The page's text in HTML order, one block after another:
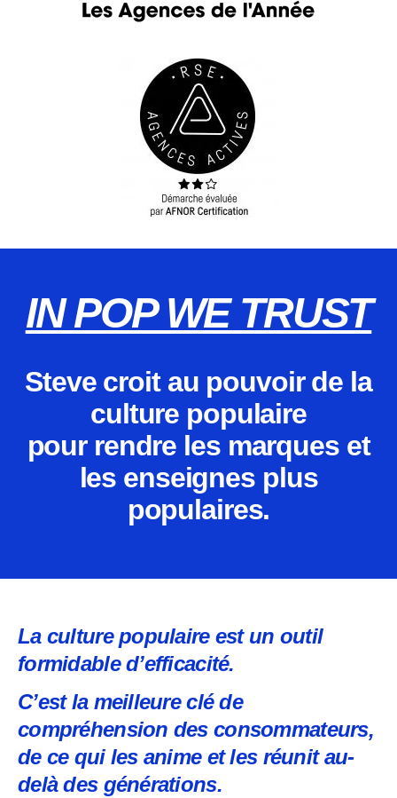
IN POP WE TRUST
Steve croit au pouvoir de la
culture populaire
pour rendre les marques et
les enseignes plus
populaires.
La culture populaire est un outil
formidable d’efficacité.
C’est la meilleure clé de
compréhension des consommateurs,
de ce qui les anime et les réunit au-
delà des générations.